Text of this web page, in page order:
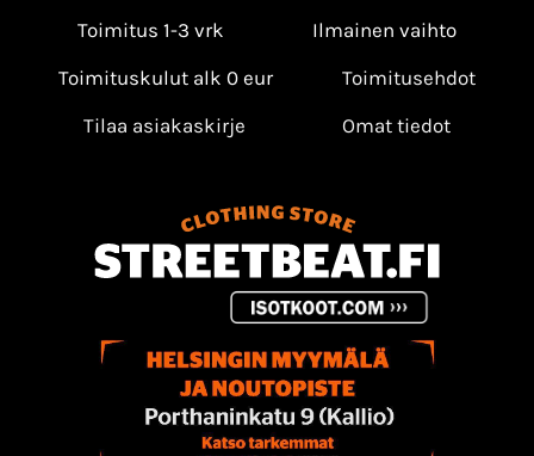
Toimitus 1-3 vrk
Ilmainen vaihto
Toimituskulut alk 0 eur
Toimitusehdot
Tilaa asiakaskirje
Omat tiedot